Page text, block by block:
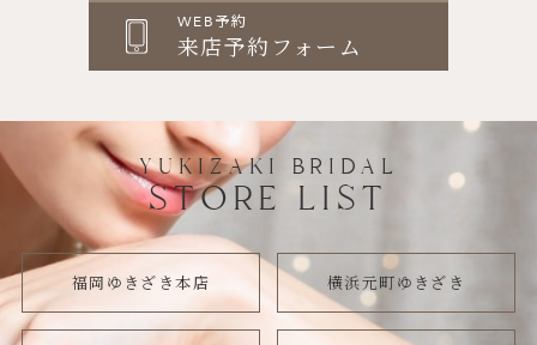
WEB予約
来店予約フォーム
YUKIZAKI BRIDAL
STORE LIST
福岡ゆきざき本店 横浜元町ゆきざき